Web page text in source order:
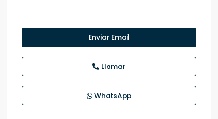
Enviar Email
Llamar
WhatsApp